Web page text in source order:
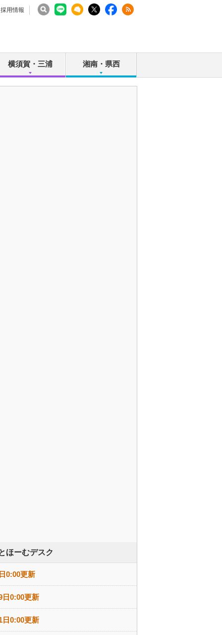
採用情報
横須賀・三浦 湘南・県西
ほーむデスク
0:00更新
日0:00更新
日0:00更新